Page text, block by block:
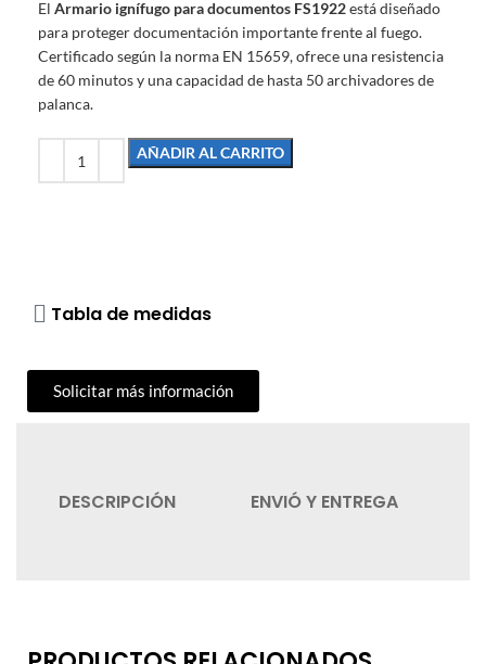
El Armario ignífugo para documentos FS1922está diseñado
para proteger documentación importante frente al fuego.
Certificado según la norma EN 15659, ofrece una resistencia
de 60 minutos y una capacidad de hasta 50 archivadores de
palanca.
AÑADIR AL CARRITO
Tabla de medidas
Solicitar más información
DESCRIPCIÓN ENVIÓ Y ENTREGA